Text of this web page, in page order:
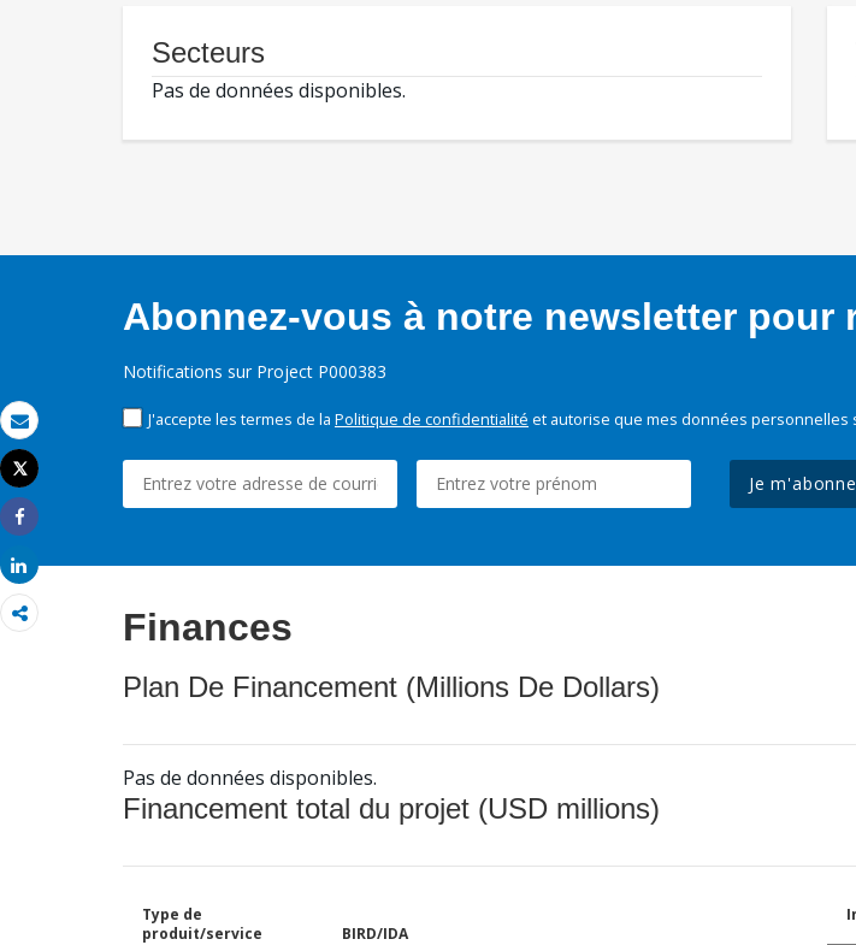
Email
Imprimer
Tweet
Share
Share
Secteurs
Pas de données disponibles.
Abonnez-vous à notre newsletter pour
Notifications sur Project P000383
J'accepte les termes de la Politique de confidentialité et autorise que mes données personnelles
Je m'abonne
Finances
Plan De Financement (Millions De Dollars)
Pas de données disponibles.
Financement total du projet (USD millions)
Type de
produit/service
BIRD/IDA